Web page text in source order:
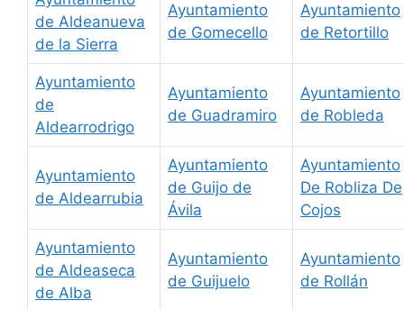
de Aldeanueva
de la Sierra
Ayuntamiento
de Gomecello
Ayuntamiento
de Retortillo
Ayuntamiento
de
Aldearrodrigo
Ayuntamiento
de Guadramiro
Ayuntamiento
de Robleda
Ayuntamiento
de Aldearrubia
Ayuntamiento
de Guijo de
Ávila
Ayuntamiento
De Robliza De
Cojos
Ayuntamiento
de Aldeaseca
de Alba
Ayuntamiento
de Guijuelo
Ayuntamiento
de Rollán